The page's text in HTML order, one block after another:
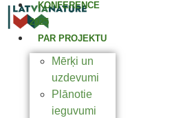
KONFERENCE
2025
PAR PROJEKTU
Mērķi un
uzdevumi
Plānotie
ieguvumi